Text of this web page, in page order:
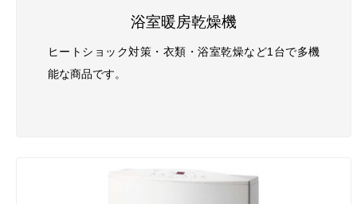
浴室暖房乾燥機
ヒートショック対策・衣類・浴室乾燥など1台で多機
能な商品です。